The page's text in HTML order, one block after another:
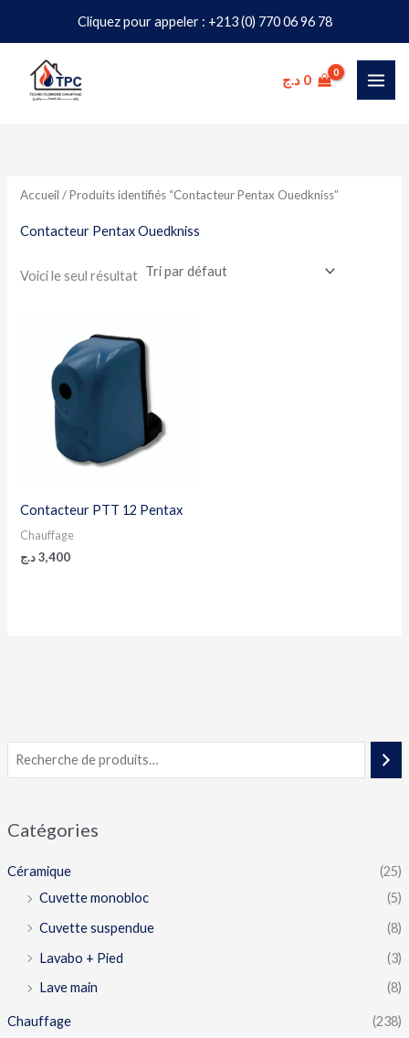
Cliquez pour appeler : +213 (0) 770 06 96 78
contenu
0 د.ج
Catégories
Céramique
(25)
Cuvette monobloc
(5)
Cuvette suspendue
(8)
Lavabo + Pied
(3)
Lave main
(8)
Chauffage
(238)
Accueil / Produits identifiés “Contacteur Pentax Ouedkniss”
Contacteur Pentax Ouedkniss
Voici le seul résultat
Contacteur PTT 12 Pentax
Chauffage
3,400 د.ج